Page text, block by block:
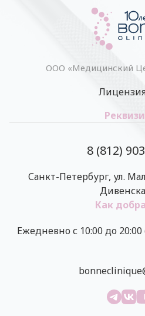
ООО «Медицинский
8 (812)
Санкт-Петербург, ул.
Как
Ежедневно с 10:00 до 20:00